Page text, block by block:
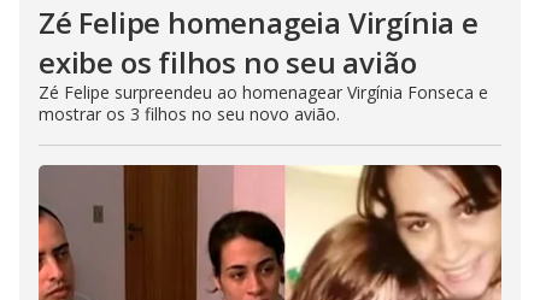
Zé Felipe homenageia Virgínia e
exibe os filhos no seu avião
Zé Felipe surpreendeu ao homenagear Virgínia Fonseca e
mostrar os 3 filhos no seu novo avião.